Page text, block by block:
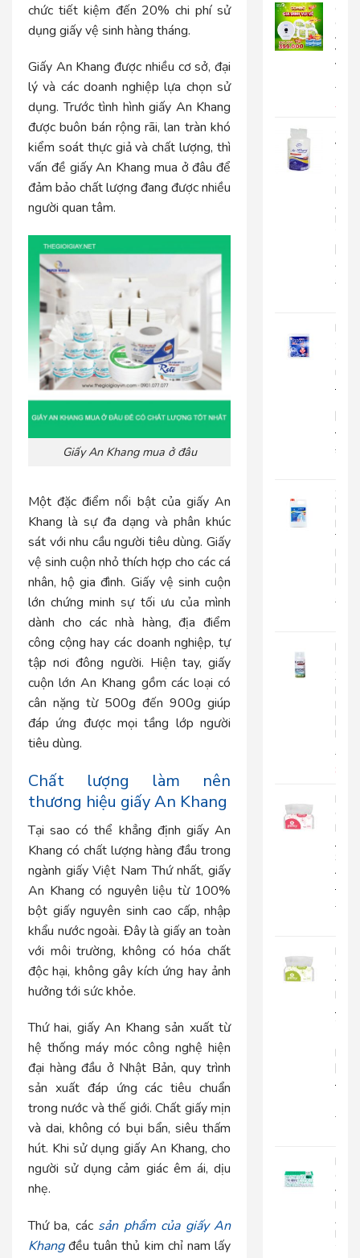
chức tiết kiệm đến 20% chi phí sử
dụng giấy vệ sinh hàng tháng.
Giấy An Khang được nhiều cơ sở, đại
lý và các doanh nghiệp lựa chọn sử
dụng. Trước tình hình giấy An Khang
được buôn bán rộng rãi, lan tràn khó
kiểm soát thực giả và chất lượng, thì
vấn đề giấy An Khang mua ở đâu để
đảm bảo chất lượng đang được nhiều
người quan tâm.
Giấy An Khang mua ở đâu
Một đặc điểm nổi bật của giấy An
Khang là sự đa dạng và phân khúc
sát với nhu cầu người tiêu dùng. Giấy
vệ sinh cuộn nhỏ thích hợp cho các cá
nhân, hộ gia đình. Giấy vệ sinh cuộn
lớn chứng minh sự tối ưu của mình
dành cho các nhà hàng, địa điểm
công cộng hay các doanh nghiệp, tự
tập nơi đông người. Hiện tay, giấy
cuộn lớn An Khang gồm các loại có
cân nặng từ 500g đến 900g giúp
đáp ứng được mọi tầng lớp người
tiêu dùng.
Chất lượng làm nên
thương hiệu giấy An Khang
Tại sao có thể khẳng định giấy An
Khang có chất lượng hàng đầu trong
ngành giấy Việt Nam Thứ nhất, giấy
An Khang có nguyên liệu từ 100%
bột giấy nguyên sinh cao cấp, nhập
khẩu nước ngoài. Đây là giấy an toàn
với môi trường, không có hóa chất
độc hại, không gây kích ứng hay ảnh
hưởng tới sức khỏe.
Thứ hai, giấy An Khang sản xuất từ
hệ thống máy móc công nghệ hiện
đại hàng đầu ở Nhật Bản, quy trình
sản xuất đáp ứng các tiêu chuẩn
trong nước và thế giới. Chất giấy mịn
và dai, không có bụi bẩn, siêu thấm
hút. Khi sử dụng giấy An Khang, cho
người sử dụng cảm giác êm ái, dịu
nhẹ.
Thứ ba, các sản phẩm của giấy An
Khang đều tuân thủ kim chỉ nam lấy
GIA
VUI
VẺ
Giấy
Vệ
Sinh
Lớn
An
|
AK703
Khăn
giấy
ăn
rút
|
JP500X
Xà
Rửa
Tay
|
RC500
Hoa
Xịt
|
RT300
Khăn
Giấy
Lụa
Silk
400|
JPS400
Khăn
Giấy
Đa
20-
Lớp
|
Khăn
Giấy
Đa
An
20-